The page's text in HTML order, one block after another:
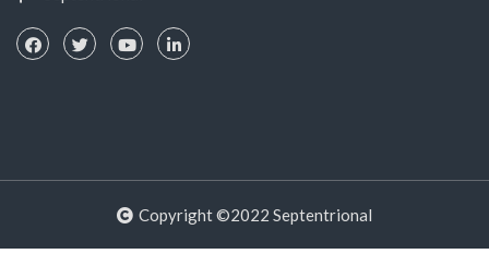
Copyright ©2022 Septentrional